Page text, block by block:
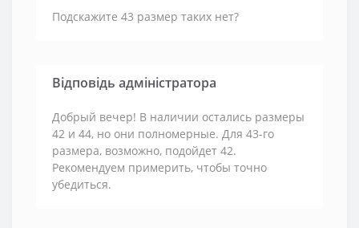
Подскажите 43 размер таких нет?
Відповідь адміністратора
Добрый вечер! В наличии остались размеры
42 и 44, но они полномерные. Для 43-го
размера, возможно, подойдет 42.
Рекомендуем примерить, чтобы точно
убедиться.